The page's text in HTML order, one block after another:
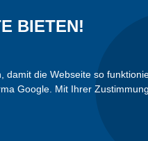
BIETEN!
die Webseite so
Google. Mit Ihrer